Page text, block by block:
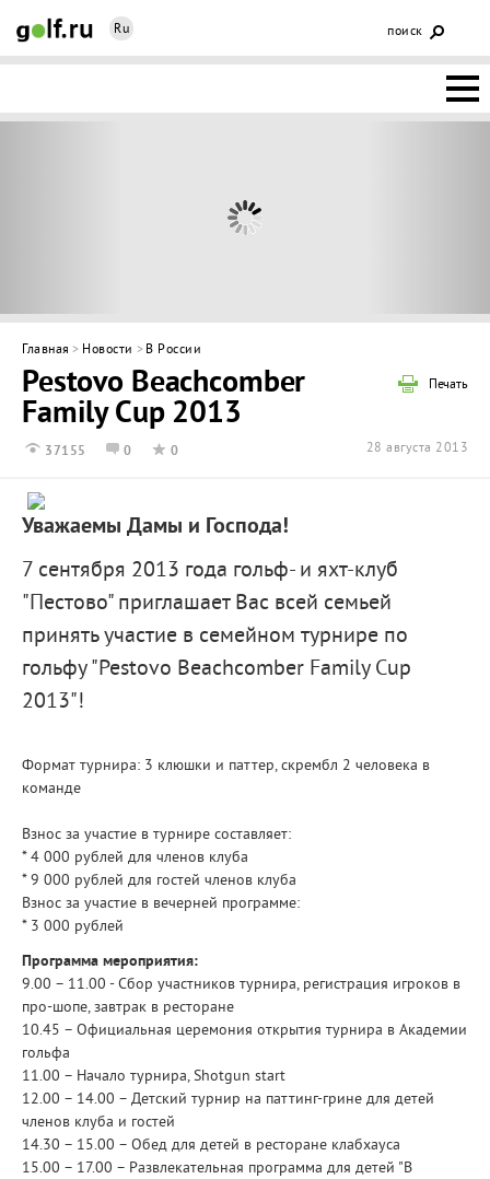
Ru поиск
ГОЛЬФ-
ИНТЕРАКТИВ
Главная > Новости > В России
Печать
Pestovo Beachcomber
Family Cup 2013
37155 0 0 28 августа 2013
Уважаемы Дамы и Господа!
7 сентября 2013 года гольф- и яхт-клуб
"Пестово" приглашает Вас всей семьей
принять участие в семейном турнире по
гольфу "Pestovo Beachcomber Family Cup
2013"!
Формат турнира: 3 клюшки и паттер, скрембл 2 человека в
команде
Взнос за участие в турнире составляет:
* 4 000 рублей для членов клуба
* 9 000 рублей для гостей членов клуба
Взнос за участие в вечерней программе:
* 3 000 рублей
Программа мероприятия:
9.00 – 11.00 - Сбор участников турнира, регистрация игроков в
про-шопе, завтрак в ресторане
10.45 – Официальная церемония открытия турнира в Академии
гольфа
11.00 – Начало турнира, Shotgun start
12.00 – 14.00 – Детский турнир на паттинг-грине для детей
членов клуба и гостей
14.30 – 15.00 – Обед для детей в ресторане клабхауса
15.00 – 17.00 – Развлекательная программа для детей "В